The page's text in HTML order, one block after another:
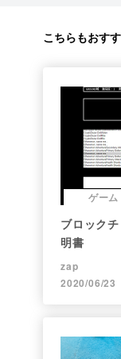
こちらもおすす
ゲーム
ブロック
明書
zap
2020/06/23